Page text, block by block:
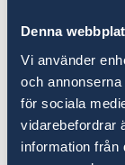
Denna
Vi använder
och
för sociala
vidarebefordrar
information från
County
County